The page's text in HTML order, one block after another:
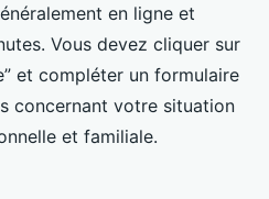
en ligne et
Vous devez cliquer sur
et compléter un formulaire
concernant votre situation
et familiale.